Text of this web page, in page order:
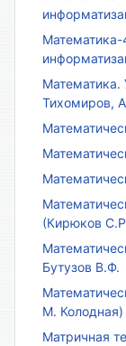
Математика-
Математика.
Тихомиров,
(Кирюков
Бутузов В.Ф.
М. Колодная)
Матричная